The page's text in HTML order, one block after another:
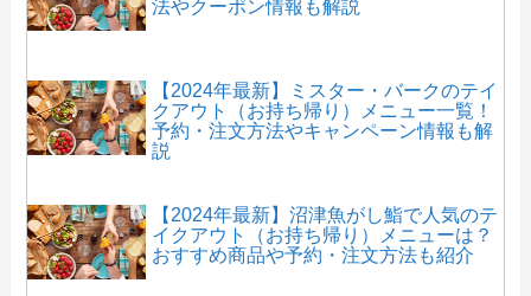
法やクーポン情報も解説
【2024年最新】ミスター・バークのテイ
クアウト（お持ち帰り）メニュー一覧！
予約・注文方法やキャンペーン情報も解
説
【2024年最新】沼津魚がし鮨で人気のテ
イクアウト（お持ち帰り）メニューは？
おすすめ商品や予約・注文方法も紹介